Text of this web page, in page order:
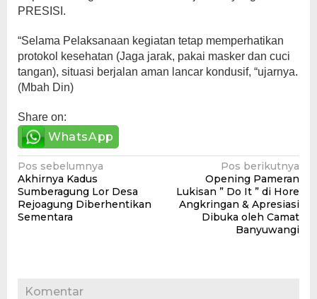
PRESISI.
“Selama Pelaksanaan kegiatan tetap memperhatikan
protokol kesehatan (Jaga jarak, pakai masker dan cuci
tangan), situasi berjalan aman lancar kondusif, “ujarnya.
(Mbah Din)
Share on:
WhatsApp
Navigasi
pos
Pos sebelumnya
Akhirnya Kadus
Sumberagung Lor Desa
Rejoagung Diberhentikan
Sementara
Pos berikutnya
Opening Pameran
Lukisan ” Do It ” di Hore
Angkringan & Apresiasi
Dibuka oleh Camat
Banyuwangi
Komentar